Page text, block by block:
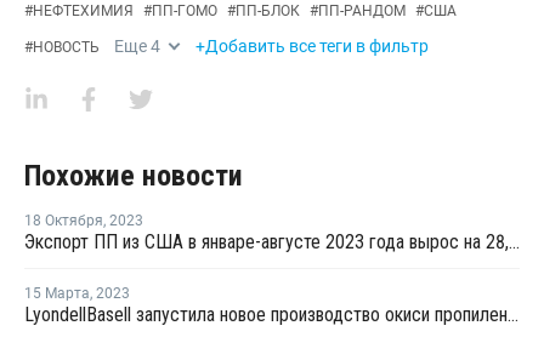
#НЕФТЕХИМИЯ #ПП-ГОМО #ПП-БЛОК #ПП-РАНДОМ #США
#НОВОСТЬ Еще4 +Добавить все теги в фильтр
Похожие новости
18 Октября, 2023
Экспорт ПП из США в январе-августе 2023 года вырос на 28,4%
15 Марта, 2023
LyondellBasell запустила новое производство окиси пропилена в Техасе